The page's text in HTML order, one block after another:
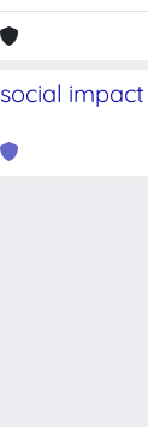
social impact